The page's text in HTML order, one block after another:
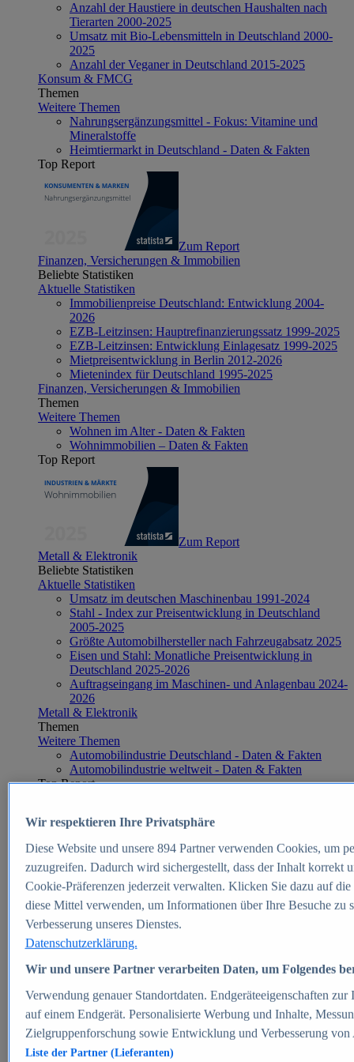
Anzahl der Haustiere in deutschen Haushalten nach
Tierarten 2000-2025
Umsatz mit Bio-Lebensmitteln in Deutschland 2000-
2025
Anzahl der Veganer in Deutschland 2015-2025
Konsum & FMCG
Themen
Weitere Themen
Nahrungsergänzungsmittel - Fokus: Vitamine und
Mineralstoffe
Heimtiermarkt in Deutschland - Daten & Fakten
Top Report
Zum Report
Finanzen, Versicherungen & Immobilien
Beliebte Statistiken
Aktuelle Statistiken
Immobilienpreise Deutschland: Entwicklung 2004-
2026
EZB-Leitzinsen: Hauptrefinanzierungssatz 1999-2025
EZB-Leitzinsen: Entwicklung Einlagesatz 1999-2025
Mietpreisentwicklung in Berlin 2012-2026
Mietenindex für Deutschland 1995-2025
Finanzen, Versicherungen & Immobilien
Themen
Weitere Themen
Wohnen im Alter - Daten & Fakten
Wohnimmobilien – Daten & Fakten
Top Report
Zum Report
Metall & Elektronik
Beliebte Statistiken
Aktuelle Statistiken
Umsatz im deutschen Maschinenbau 1991-2024
Stahl - Index zur Preisentwicklung in Deutschland
2005-2025
Größte Automobilhersteller nach Fahrzeugabsatz 2025
Eisen und Stahl: Monatliche Preisentwicklung in
Deutschland 2025-2026
Auftragseingang im Maschinen- und Anlagenbau 2024-
2026
Metall & Elektronik
Themen
Weitere Themen
Automobilindustrie Deutschland - Daten & Fakten
Automobilindustrie weltweit - Daten & Fakten
Top Report
Zum Report
E-commerce
Beliebte Statistiken
Aktuelle Statistiken
E-Commerce - Entwicklung des Umsatzes in
Deutschland 1999-2025
Umsatz von Amazon in Deutschland und weltweit
2010-2025
B2C-E-Commerce: Top-50 Online Shops in
Deutschland 2024
Marktanteile von Online-Zahlungsverfahren in
Deutschland 2024
Umsatzstarke Warengruppen im Online-Handel in
Deutschland 2023-2025
Wir respektieren Ihre Privatsphäre
Diese Website und unsere 894Partner verwenden Cookies, um
zuzugreifen. Dadurch wird sichergestellt, dass der Inhalt korrekt
Cookie-Präferenzen jederzeit verwalten. Klicken Sie dazu auf
diese Mittel verwenden, um Informationen über Ihre Besuche
Verbesserung unseres Dienstes.
Datenschutzerklärung.
Wir und unsere Partner verarbeiten Daten, um Folgendes
Verwendung genauer Standortdaten. Endgeräteeigenschaften
auf einem Endgerät. Personalisierte Werbung und Inhalte,
Zielgruppenforschung sowie Entwicklung und Verbesserung von
Liste der Partner (Lieferanten)